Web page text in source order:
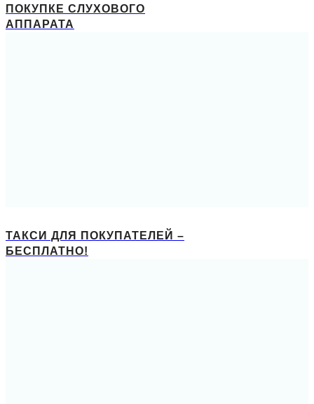
ПОКУПКЕ СЛУХОВОГО
АППАРАТА
ТАКСИ ДЛЯ ПОКУПАТЕЛЕЙ –
БЕСПЛАТНО!